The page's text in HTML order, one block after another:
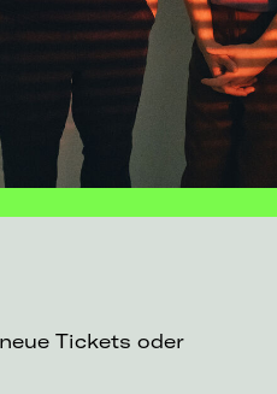
Tickets oder